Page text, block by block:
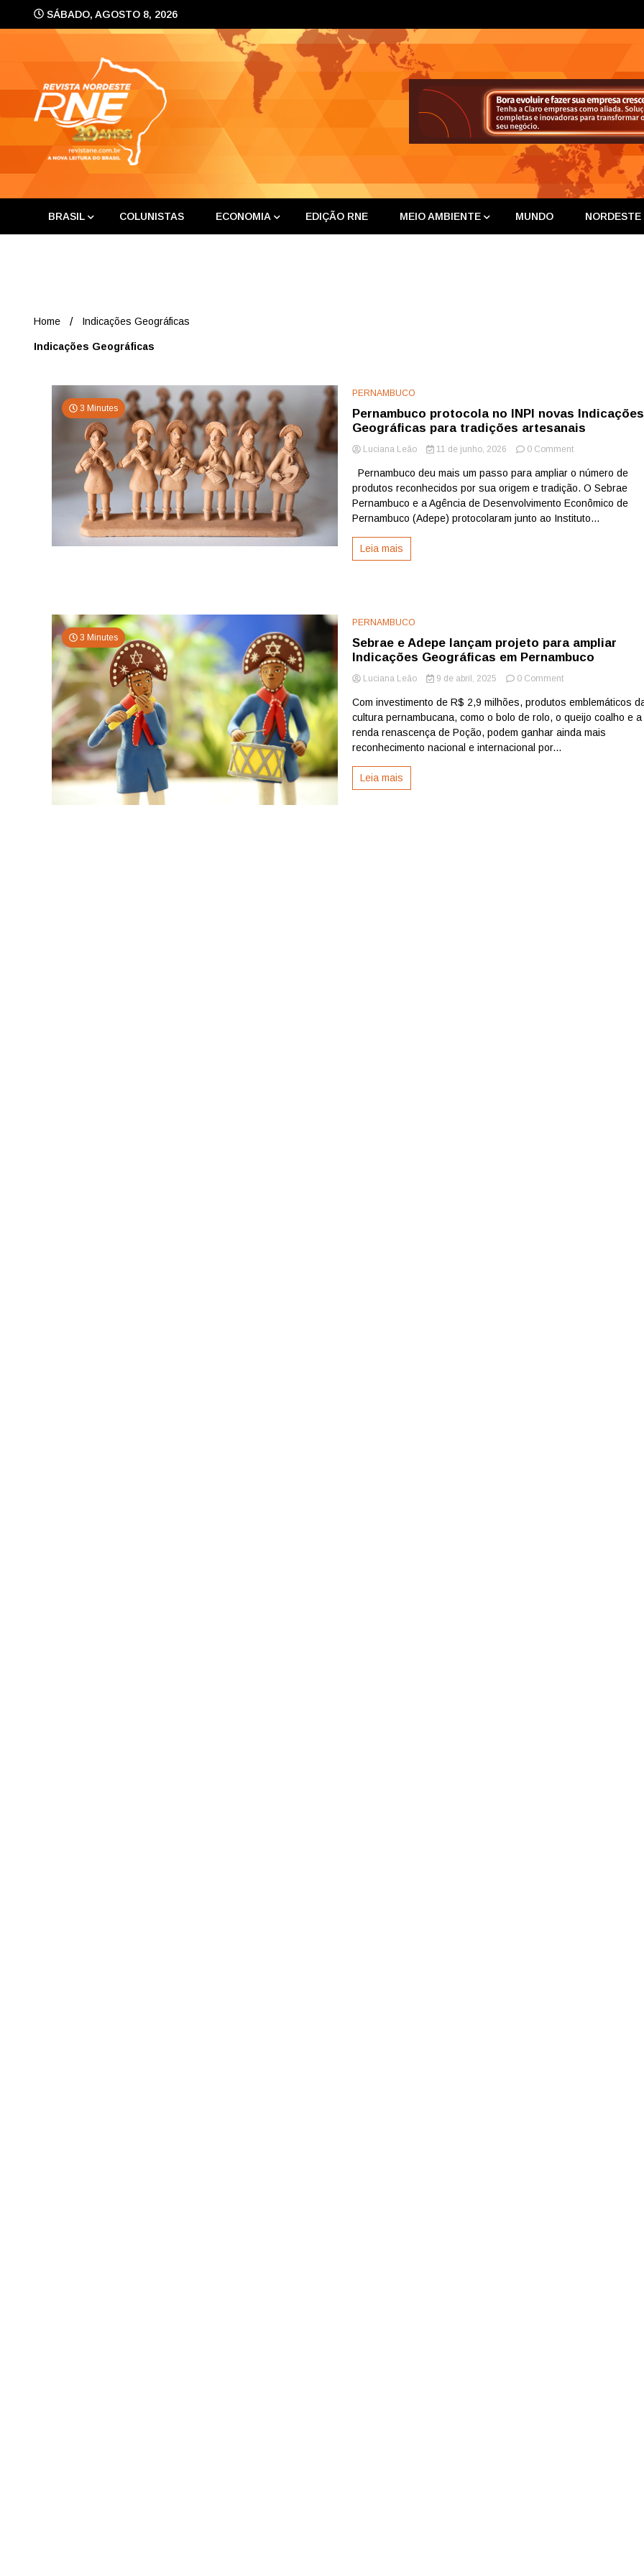
SÁBADO, AGOSTO 8, 2026
Revista
A nova leitura do Brasil
BRASIL COLUNISTAS ECONOMIA EDIÇÃO RNE MEIO AMBIENTE MUNDO NORDESTE
Home Indicações Geográficas
Indicações Geográficas
3 Minutes
PERNAMBUCO
Pernambuco protocola no INPI novas Indicações
Geográficas para tradições artesanais
Luciana Leão 11 de junho, 2026 0 Commenton
protocola
no
INPI
novas
Pernambuco deu mais um passo para ampliar o número de
produtos reconhecidos por sua origem e tradição. O Sebrae
Pernambuco e a Agência de Desenvolvimento Econômico de
Pernambuco (Adepe) protocolaram junto ao Instituto...
Leia mais
3 Minutes
PERNAMBUCO
Sebrae e Adepe lançam projeto para ampliar
Indicações Geográficas em Pernambuco
Luciana Leão 9 de abril, 2025 0 Commenton
e
Adepe
lançam
Com investimento de R$ 2,9 milhões, produtos emblemáticos
cultura pernambucana, como o bolo de rolo, o queijo coalho e a
renda renascença de Poção, podem ganhar ainda mais
reconhecimento nacional e internacional por...
Leia mais